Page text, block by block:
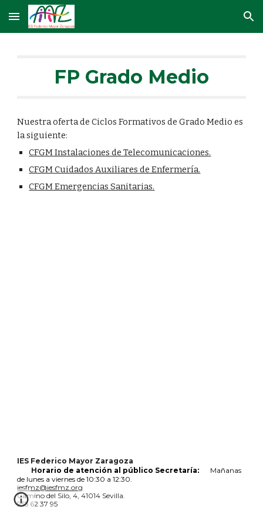
Skip to main content Skip to navigation
FP Grado Medio
Nuestra oferta de Ciclos Formativos de Grado Medio es
la siguiente:
CFGM Instalaciones de Telecomunicaciones.
CFGM Cuidados Auxiliares de Enfermería.
CFGM Emergencias Sanitarias.
IES Federico Mayor Zaragoza
Horario de atención al público Secretaría:
Mañanas
de lunes a viernes de 10:30 a 12:30.
iesfmz@iesfmz.org
Camino del Silo, 4, 41014 Sevilla.
955 62 37 95